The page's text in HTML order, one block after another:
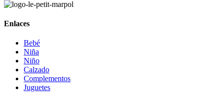
Enlaces
Bebé
Niña
Niño
Calzado
Complementos
Juguetes